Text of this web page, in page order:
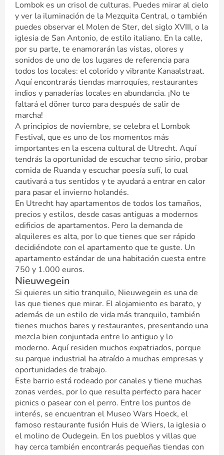
Lombok es un crisol de culturas. Puedes mirar al cielo
y ver la iluminación de la Mezquita Central, o también
puedes observar el Molen de Ster, del siglo XVIII, o la
iglesia de San Antonio, de estilo italiano. En la calle,
por su parte, te enamorarán las vistas, olores y
sonidos de uno de los lugares de referencia para
todos los locales: el colorido y vibrante Kanaalstraat.
Aquí encontrarás tiendas marroquíes, restaurantes
indios y panaderías locales en abundancia. ¡No te
faltará el döner turco para después de salir de
marcha!
A principios de noviembre, se celebra el Lombok
Festival, que es uno de los momentos más
importantes en la escena cultural de Utrecht. Aquí
tendrás la oportunidad de escuchar tecno sirio, probar
comida de Ruanda y escuchar poesía sufí, lo cual
cautivará a tus sentidos y te ayudará a entrar en calor
para pasar el invierno holandés.
En Utrecht hay apartamentos de todos los tamaños,
precios y estilos, desde casas antiguas a modernos
edificios de apartamentos. Pero la demanda de
alquileres es alta, por lo que tienes que ser rápido
decidiéndote con el apartamento que te guste. Un
apartamento estándar de una habitación cuesta entre
750 y 1.000 euros.
Nieuwegein
Si quieres un sitio tranquilo, Nieuwegein es una de
las que tienes que mirar. El alojamiento es barato, y
además de un estilo de vida más tranquilo, también
tienes muchos bares y restaurantes, presentando una
mezcla bien conjuntada entre lo antiguo y lo
moderno. Aquí residen muchos expatriados, porque
su parque industrial ha atraído a muchas empresas y
oportunidades de trabajo.
Este barrio está rodeado por canales y tiene muchas
zonas verdes, por lo que resulta perfecto para hacer
picnics o pasear con el perro. Entre los puntos de
interés, se encuentran el Museo Wars Hoeck, el
famoso restaurante fusión Huis de Wiers, la iglesia o
el molino de Oudegein. En los pueblos y villas que
hay cerca también encontrarás pequeñas tiendas con